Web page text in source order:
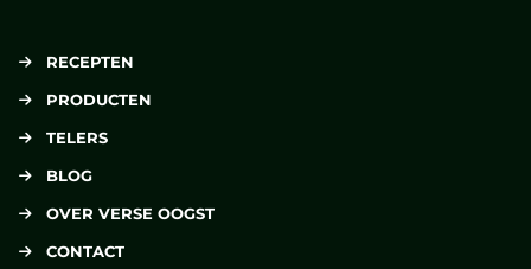
RECEPTEN
PRODUCTEN
TELERS
BLOG
OVER VERSE OOGST
CONTACT